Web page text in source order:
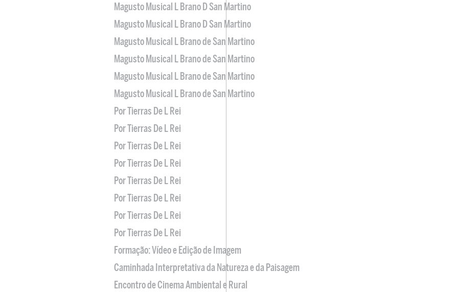
Magusto Musical L Brano D San Martino
Magusto Musical L Brano D San Martino
Magusto Musical L Brano de San Martino
Magusto Musical L Brano de San Martino
Magusto Musical L Brano de San Martino
Magusto Musical L Brano de San Martino
Por Tierras De L Rei
Por Tierras De L Rei
Por Tierras De L Rei
Por Tierras De L Rei
Por Tierras De L Rei
Por Tierras De L Rei
Por Tierras De L Rei
Por Tierras De L Rei
Formação: Vídeo e Edição de Imagem
Caminhada Interpretativa da Natureza e da Paisagem
Encontro de Cinema Ambiental e Rural